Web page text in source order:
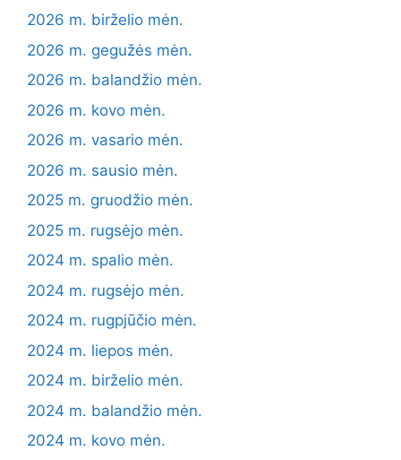
2026 m. birželio mėn.
2026 m. gegužės mėn.
2026 m. balandžio mėn.
2026 m. kovo mėn.
2026 m. vasario mėn.
2026 m. sausio mėn.
2025 m. gruodžio mėn.
2025 m. rugsėjo mėn.
2024 m. spalio mėn.
2024 m. rugsėjo mėn.
2024 m. rugpjūčio mėn.
2024 m. liepos mėn.
2024 m. birželio mėn.
2024 m. balandžio mėn.
2024 m. kovo mėn.